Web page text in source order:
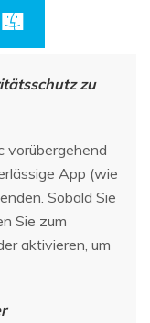
zu
vorübergehend
App (wie
Sobald Sie
Sie zum
aktivieren, um